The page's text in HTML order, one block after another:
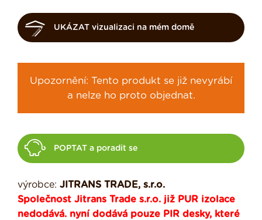
UKÁZAT vizualizaci na mém domě
Upozornění: Tento produkt se již nevyrábí
a nelze ho proto objednat.
POPTAT a poradit se
výrobce: JITRANS TRADE, s.r.o.
Společnost Jitrans Trade s.r.o. již PUR izolace
nedodává. nyní dodává pouze PIR desky, které